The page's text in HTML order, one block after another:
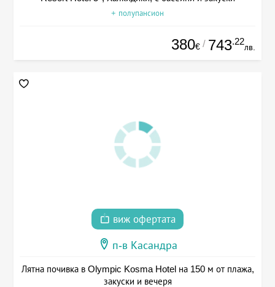
+ полупансион
380€ / 743.22
лв.
виж офертата
п-в Касандра
Лятна почивка в Olympic Kosma Hotel на 150 м от плажа,
закуски и вечеря